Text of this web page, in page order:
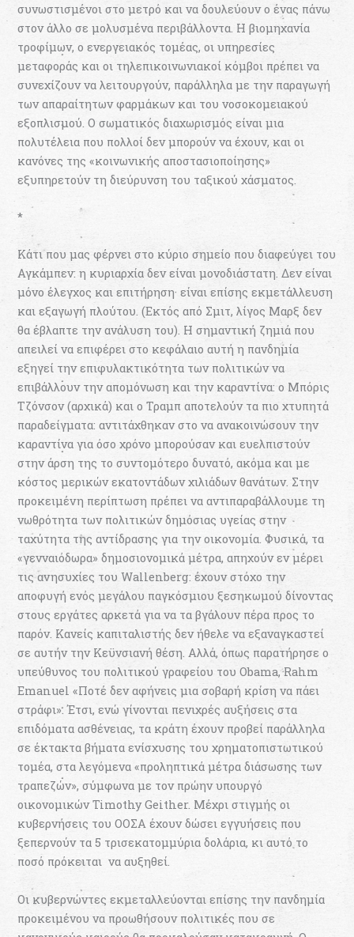
συνωστισμένοι στο μετρό και να δουλεύουν ο ένας πάνω
στον άλλο σε μολυσμένα περιβάλλοντα. Η βιομηχανία
τροφίμων, ο ενεργειακός τομέας, οι υπηρεσίες
μεταφοράς και οι τηλεπικοινωνιακοί κόμβοι πρέπει να
συνεχίζουν να λειτουργούν, παράλληλα με την παραγωγή
των απαραίτητων φαρμάκων και του νοσοκομειακού
εξοπλισμού. Ο σωματικός διαχωρισμός είναι μια
πολυτέλεια που πολλοί δεν μπορούν να έχουν, και οι
κανόνες της «κοινωνικής αποστασιοποίησης»
εξυπηρετούν τη διεύρυνση του ταξικού χάσματος.
*
Κάτι που μας φέρνει στο κύριο σημείο που διαφεύγει του
Αγκάμπεν: η κυριαρχία δεν είναι μονοδιάστατη. Δεν είναι
μόνο έλεγχος και επιτήρηση· είναι επίσης εκμετάλλευση
και εξαγωγή πλούτου. (Εκτός από Σμιτ, λίγος Μαρξ δεν
θα έβλαπτε την ανάλυση του). Η σημαντική ζημιά που
απειλεί να επιφέρει στο κεφάλαιο αυτή η πανδημία
εξηγεί την επιφυλακτικότητα των πολιτικών να
επιβάλλουν την απομόνωση και την καραντίνα: ο Μπόρις
Τζόνσον (αρχικά) και ο Τραμπ αποτελούν τα πιο χτυπητά
παραδείγματα: αντιτάχθηκαν στο να ανακοινώσουν την
καραντίνα για όσο χρόνο μπορούσαν και ευελπιστούν
στην άρση της το συντομότερο δυνατό, ακόμα και με
κόστος μερικών εκατοντάδων χιλιάδων θανάτων. Στην
προκειμένη περίπτωση πρέπει να αντιπαραβάλλουμε τη
νωθρότητα των πολιτικών δημόσιας υγείας στην
ταχύτητα της αντίδρασης για την οικονομία. Φυσικά, τα
«γενναιόδωρα» δημοσιονομικά μέτρα, απηχούν εν μέρει
τις ανησυχίες του Wallenberg: έχουν στόχο την
αποφυγή ενός μεγάλου παγκόσμιου ξεσηκωμού δίνοντας
στους εργάτες αρκετά για να τα βγάλουν πέρα προς το
παρόν. Κανείς καπιταλιστής δεν ήθελε να εξαναγκαστεί
σε αυτήν την Κεϋνσιανή θέση. Αλλά, όπως παρατήρησε ο
υπεύθυνος του πολιτικού γραφείου του Obama, Rahm
Emanuel «Ποτέ δεν αφήνεις μια σοβαρή κρίση να πάει
στράφι». Έτσι, ενώ γίνονται πενιχρές αυξήσεις στα
επιδόματα ασθένειας, τα κράτη έχουν προβεί παράλληλα
σε έκτακτα βήματα ενίσχυσης του χρηματοπιστωτικού
τομέα, στα λεγόμενα «προληπτικά μέτρα διάσωσης των
τραπεζών», σύμφωνα με τον πρώην υπουργό
οικονομικών Timothy Geither. Μέχρι στιγμής οι
κυβερνήσεις του ΟΟΣΑ έχουν δώσει εγγυήσεις που
ξεπερνούν τα 5 τρισεκατομμύρια δολάρια, κι αυτό το
ποσό πρόκειται να αυξηθεί.
Οι κυβερνώντες εκμεταλλεύονται επίσης την πανδημία
προκειμένου να προωθήσουν πολιτικές που σε